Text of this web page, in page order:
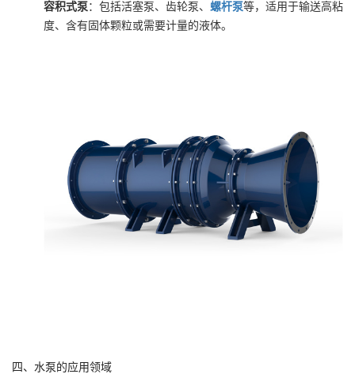
容积式泵：包括活塞泵、齿轮泵、 螺杆泵等，适用于输送高粘
度、含有固体颗粒或需要计量的液体。
四、水泵的应用领域